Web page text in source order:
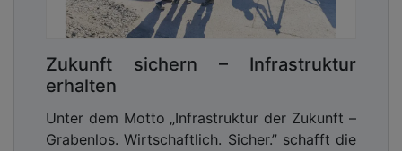
Zukunft sichern – Infrastruktur
erhalten
Unter dem Motto „Infrastruktur der Zukunft –
Grabenlos. Wirtschaftlich. Sicher.” schafft die